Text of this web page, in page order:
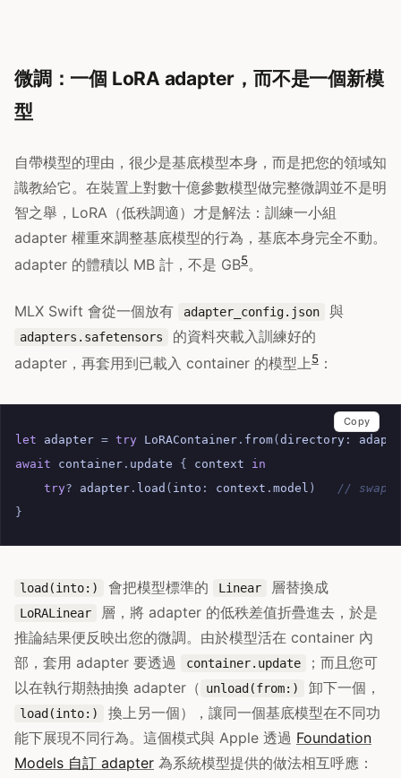
微調：一個 LoRA adapter，而不是一個新模
型
自帶模型的理由，很少是基底模型本身，而是把您的領域知
識教給它。在裝置上對數十億參數模型做完整微調並不是明
智之舉，LoRA（低秩調適）才是解法：訓練一小組
adapter 權重來調整基底模型的行為，基底本身完全不動。
adapter 的體積以 MB 計，不是 GB5。
MLX Swift 會從一個放有 adapter_config.json 與
adapters.safetensors
的資料夾載入訓練好的
adapter，再套用到已載入 container 的模型上5 ：
let adapter = try LoRAContainer . from( directory :
await
container . update { context
in
try? adapter . load ( into : context . model )
// swaps
}
Copy
load(into:) 會把模型標準的 Linear 層替換成
LoRALinear
層，將 adapter 的低秩差值折疊進去，於是
推論結果便反映出您的微調。由於模型活在 container 內
部，套用 adapter 要透過
container.update
；而且您可
以在執行期熱抽換 adapter（ unload(from:) 卸下一個，
load(into:)
換上另一個），讓同一個基底模型在不同功
能下展現不同行為。這個模式與 Apple 透過 Foundation
Models 自訂 adapter 為系統模型提供的做法相互呼應：